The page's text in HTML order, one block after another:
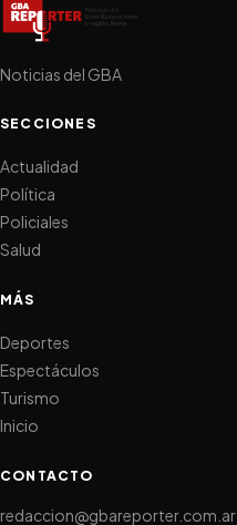
Noticias del GBA
SECCIONES
Actualidad
Política
Policiales
Salud
MÁS
Deportes
Espectáculos
Turismo
Inicio
CONTACTO
redaccion@gbareporter.com.ar